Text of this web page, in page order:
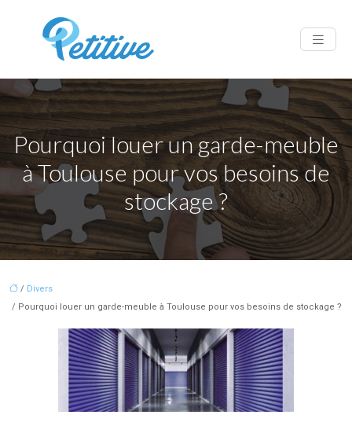
Pourquoi louer un garde-meuble
à Toulouse pour vos besoins de
stockage ?
/ Divers
/ Pourquoi louer un garde-meuble à Toulouse pour vos besoins de stockage ?